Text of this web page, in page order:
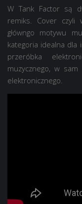
W Tank Factor są
remiks. Cover czyli
główngo motywu
kategoria idealna
przeróbka
muzycznego, w
elektronicznego.